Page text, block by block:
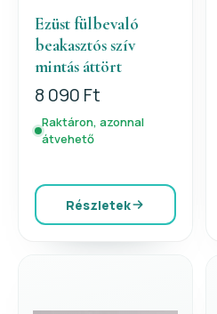
Ezüst fülbevaló
beakasztós szív
mintás áttört
8 090 Ft
Raktáron, azonnal
átvehető
Részletek